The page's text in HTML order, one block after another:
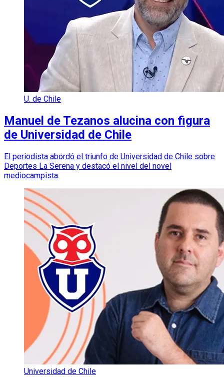
U. de Chile
Manuel de Tezanos alucina con figura
de Universidad de Chile
El periodista abordó el triunfo de Universidad de Chile sobre
Deportes La Serena y destacó el nivel del novel
mediocampista.
Universidad de Chile